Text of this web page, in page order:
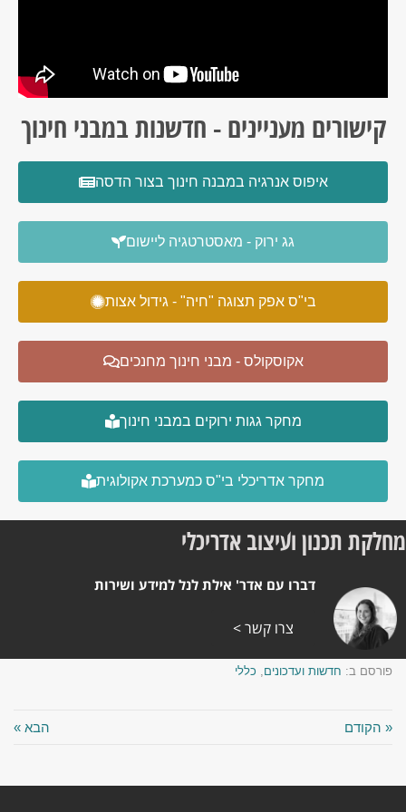
מעניינים - חדשנות במבני חינוך
איפוס אנרגיה במבנה חינוך בצור הדסה
גג ירוק - מאסטרטגיה ליישום
בי"ס אפק תצוגה "חיה" - גידול אצות
אקוסקולס - מבני חינוך מחנכים
מחקר גגות ירוקים במבני חינוך
מחקר אדריכלי בי"ס כמערכת אקולוגית
ועיצוב אדריכלי
דברו עם אדר' אילת לנל למידע ושירות
צרו קשר >
ועדכונים,כללי